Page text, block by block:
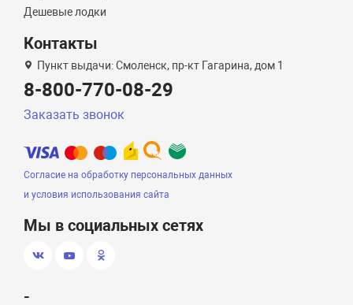
Дешевые лодки
Контакты
Пункт выдачи: Смоленск, пр-кт Гагарина, дом 1
8-800-770-08-29
Заказать звонок
Согласие на обработку персональных данных
и условия использования сайта
Мы в социальных сетях
-